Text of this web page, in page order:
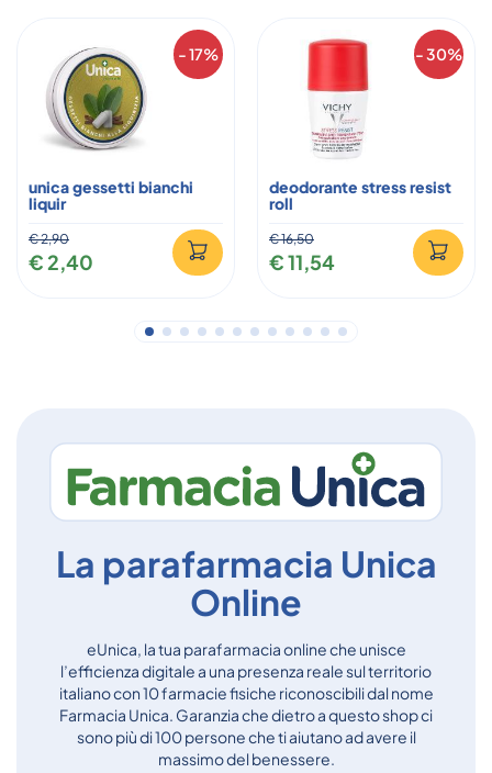
- 17%
unica gessetti bianchi
liquir
€ 2,90
€ 2,40
- 30%
deodorante stress resist
roll
€ 16,50
€ 11,54
La parafarmacia Unica
Online
eUnica, la tua parafarmacia online che unisce
l’efficienza digitale a una presenza reale sul territorio
italiano con 10 farmacie fisiche riconoscibili dal nome
Farmacia Unica. Garanzia che dietro a questo shop ci
sono più di 100 persone che ti aiutano ad avere il
massimo del benessere.